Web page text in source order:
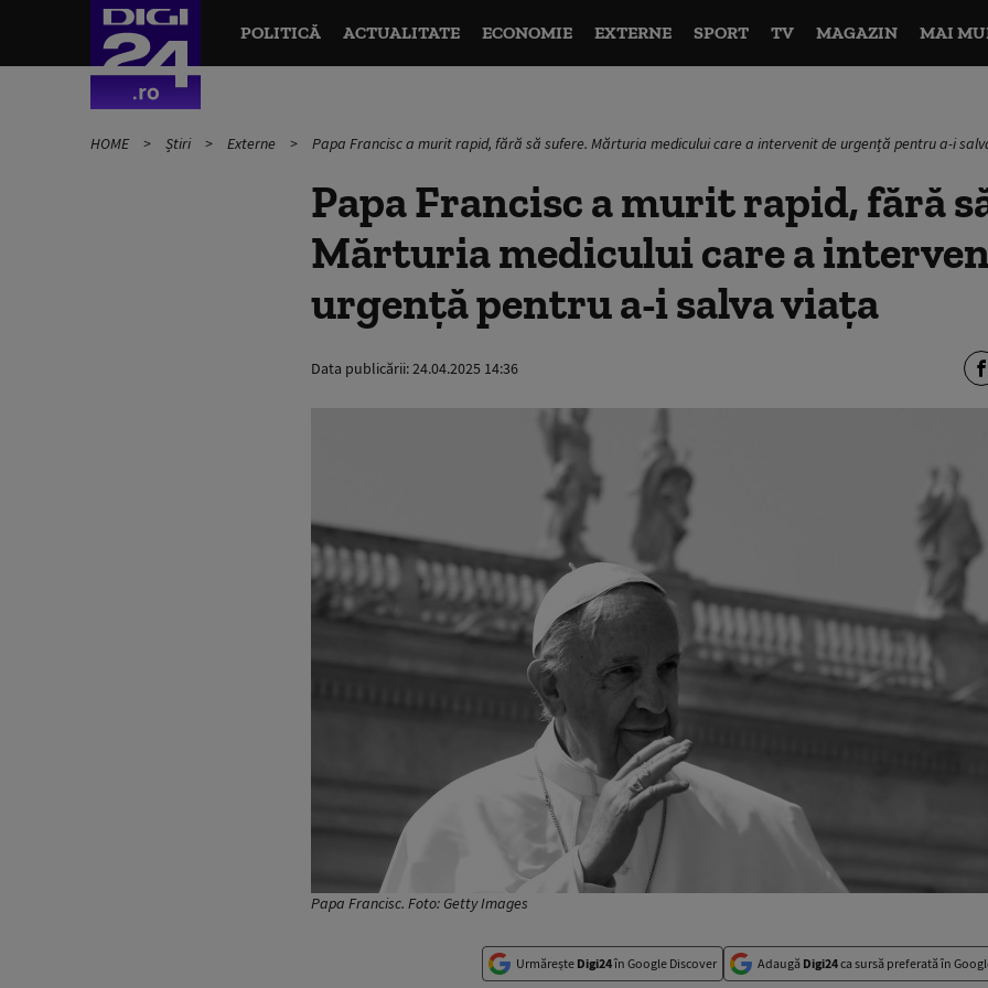
POLITICĂ ACTUALITATE ECONOMIE EXTERNE SPORT TV MAGAZIN MAI
HOME Știri Externe Papa Francisc a murit rapid, fără să sufere. Mărturia medicului care a intervenit de urgență pentru a-i
Papa Francisc a murit rapid, fără
Mărturia medicului care a
urgență pentru a-i salva viața
Data publicării:24.04.2025 14:36
Papa Francisc. Foto: Getty Images
Urmărește Digi24în Google Discover Adaugă Digi24ca sursă preferată în